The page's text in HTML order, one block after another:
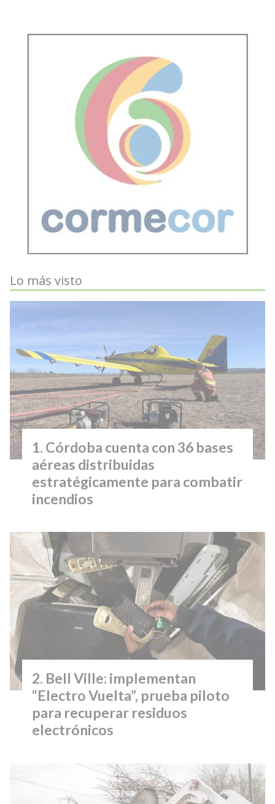
Lo más visto
Córdoba cuenta con 36 bases
aéreas distribuidas
estratégicamente para combatir
incendios
Bell Ville: implementan
“Electro Vuelta”, prueba piloto
para recuperar residuos
electrónicos